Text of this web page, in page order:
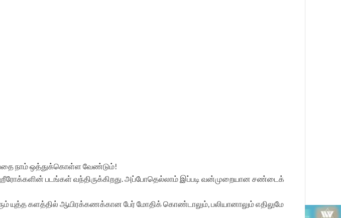
நாம் ஒத்துக்கொள்ள வேண்டும்!
படங்கள் வந்திருக்கிறது. அப்போதெல்லாம் இப்படி வன்முறையான சண்டைக்
யுத்த களத்தில் ஆயிரக்கணக்கான பேர் மோதிக் கொண்டாலும், பலியானாலும் எதிலுமே